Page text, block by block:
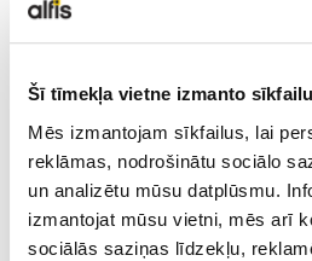
Šī tīmekļa vietne izmanto
Mēs izmantojam sīkfailus, lai
reklāmas, nodrošinātu sociālo
un analizētu mūsu datplūsmu.
izmantojat mūsu vietni, mēs arī
sociālās saziņas līdzekļu,